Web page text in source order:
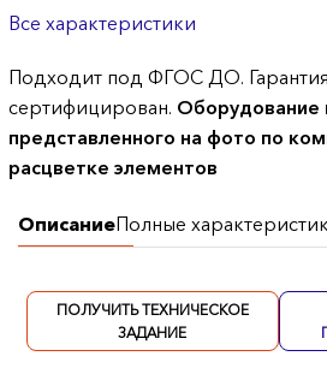
Все характеристики
Подходит под ФГОС ДО.
сертифицирован. Оборудование
представленного на фото по
расцветке элементов
ОписаниеПолные
ПОЛУЧИТЬ ТЕХНИЧЕСКОЕ
ЗАДАНИЕ